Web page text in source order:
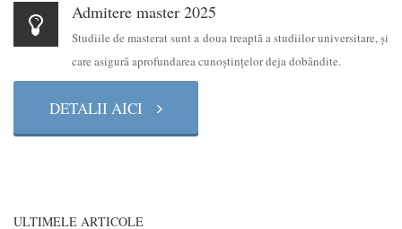
Admitere master 2025
Studiile de masterat sunt a doua treaptă a studiilor universitare, şi
care asigură aprofundarea cunoştinţelor deja dobândite.
DETALII AICI
ULTIMELE ARTICOLE